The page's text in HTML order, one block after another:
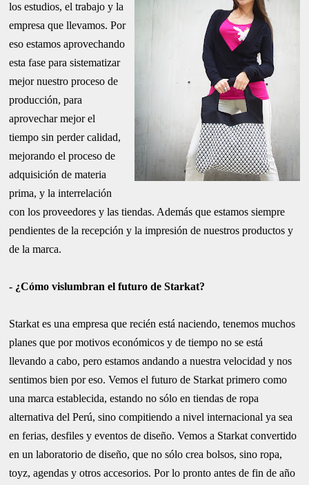
los estudios, el trabajo y la
empresa que llevamos. Por
eso estamos aprovechando
esta fase para sistematizar
mejor nuestro proceso de
producción, para
aprovechar mejor el
tiempo sin perder calidad,
mejorando el proceso de
adquisición de materia
prima, y la interrelación
con los proveedores y las tiendas. Además que estamos siempre
pendientes de la recepción y la impresión de nuestros productos y
de la marca.
- ¿Cómo vislumbran el futuro de Starkat?
Starkat es una empresa que recién está naciendo, tenemos muchos
planes que por motivos económicos y de tiempo no se está
llevando a cabo, pero estamos andando a nuestra velocidad y nos
sentimos bien por eso. Vemos el futuro de Starkat primero como
una marca establecida, estando no sólo en tiendas de ropa
alternativa del Perú, sino compitiendo a nivel internacional ya sea
en ferias, desfiles y eventos de diseño. Vemos a Starkat convertido
en un laboratorio de diseño, que no sólo crea bolsos, sino ropa,
toyz, agendas y otros accesorios. Por lo pronto antes de fin de año